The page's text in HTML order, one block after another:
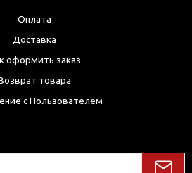
Оплата
Доставка
оформить заказ
товара
с Пользователем